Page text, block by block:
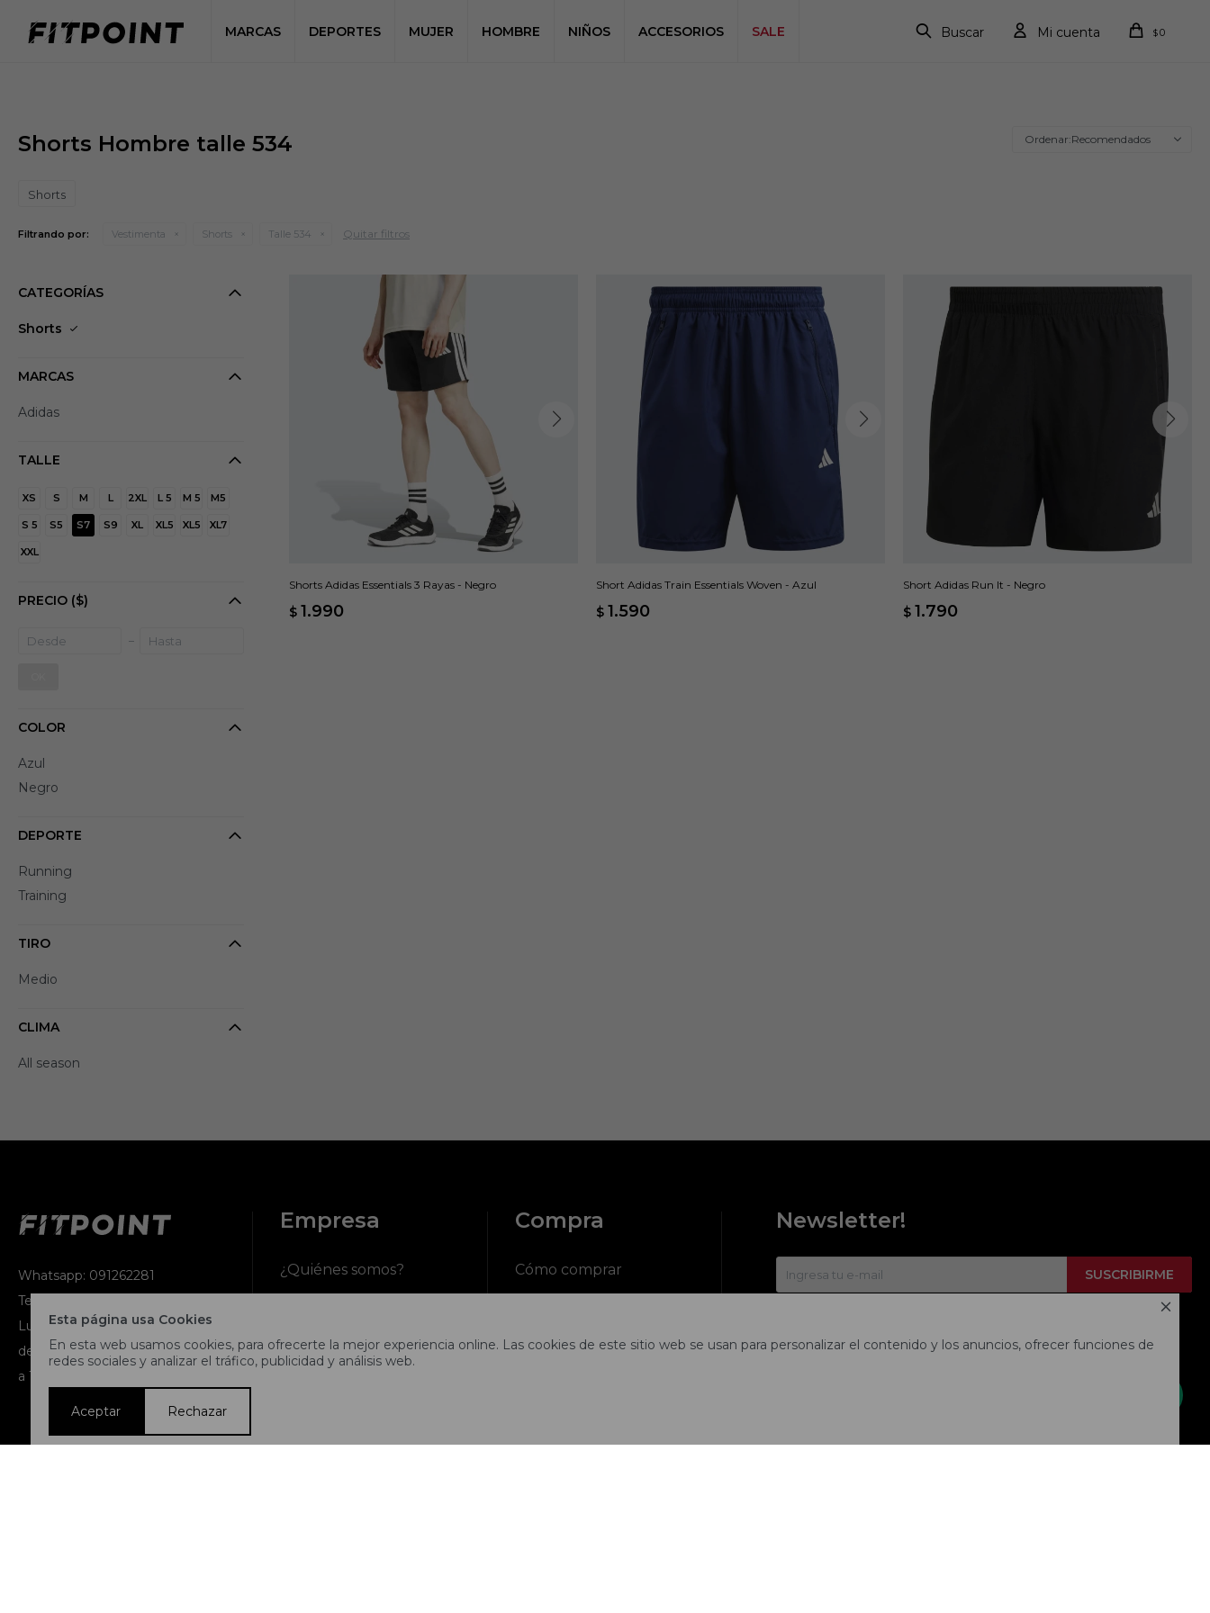

Esta página usa Cookies
En esta web usamos cookies, para ofrecerte la mejor experiencia online. Las cookies de este sitio web se usan para personalizar el contenido y los anuncios, ofrecer funciones de
redes sociales y analizar el tráfico, publicidad y análisis web.
Aceptar Rechazar
MARCAS DEPORTES MUJER HOMBRE NIÑOS ACCESORIOS SALE $0
Shorts Hombre talle 534 Recomendados
Shorts
Filtrando por: Vestimenta Shorts Talle 534 Quitar filtros
Shorts Adidas Essentials 3 Rayas - Negro
$ 1.990
Short Adidas Train Essentials Woven - Azul
$ 1.590
Short Adidas Run It - Negro
$ 1.790
CATEGORÍAS
Shorts
MARCAS
Adidas
TALLE
XS S M L 2XL L 5 M 5 M5
S 5 S5 S7 S9 XL XL5 XL5 XL7
XXL
PRECIO ($)
COLOR
Azul
Negro
DEPORTE
Running
Training
TIRO
Medio
CLIMA
All season
Whatsapp: 091262281
Teléfono: 2716 9991
Lunes a jueves de 9:00 a 13:00 y
de 14:00 a 17:45, viernes de 9:30
a 13:00 y de 14:00 a 17:45.
Empresa
¿Quiénes somos?
Términos y condiciones
Trabaja con nosotros
Compra
Cómo comprar
Newsletter!
SUSCRIBIRME
  